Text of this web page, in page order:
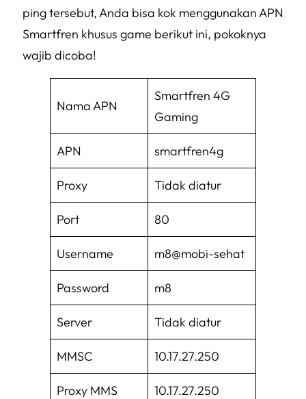
pingtersebut, Anda bisa kok menggunakan APN
Smartfren khusus game berikut ini, pokoknya
wajib dicoba!
Nama APN
Smartfren 4G
Gaming
APN smartfren4g
Proxy Tidak diatur
Port 80
Username m8@mobi-sehat
Password m8
Server Tidak diatur
MMSC 10.17.27.250
Proxy MMS 10.17.27.250